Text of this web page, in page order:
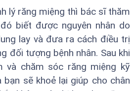
lý răng miệng thì bác sĩ thăm
biết được nguyên nhân do
lay và đưa ra cách điều trị
đối tượng bệnh nhân. Sau khi
và chăm sóc răng miệng kỹ
bạn sẽ khoẻ lại giúp cho chân